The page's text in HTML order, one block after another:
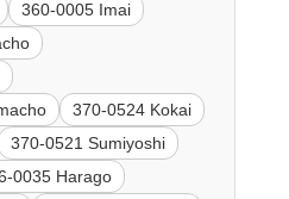
360-0005 Imai
370-0524 Kokai
370-0521 Sumiyoshi
0035 Harago